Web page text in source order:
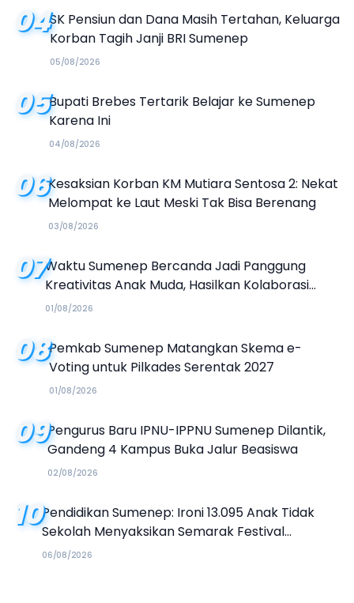
04SK Pensiun dan Dana Masih Tertahan, Keluarga
Korban Tagih Janji BRI Sumenep
05/08/2026
05Bupati Brebes Tertarik Belajar ke Sumenep
Karena Ini
04/08/2026
06Kesaksian Korban KM Mutiara Sentosa 2: Nekat
Melompat ke Laut Meski Tak Bisa Berenang
03/08/2026
07Waktu Sumenep Bercanda Jadi Panggung
Kreativitas Anak Muda, Hasilkan Kolaborasi
Industri Kreatif
01/08/2026
08Pemkab Sumenep Matangkan Skema e-
Voting untuk Pilkades Serentak 2027
01/08/2026
09Pengurus Baru IPNU-IPPNU Sumenep Dilantik,
Gandeng 4 Kampus Buka Jalur Beasiswa
02/08/2026
10Pendidikan Sumenep: Ironi 13.095 Anak Tidak
Sekolah Menyaksikan Semarak Festival
Kalender Event 2026
06/08/2026